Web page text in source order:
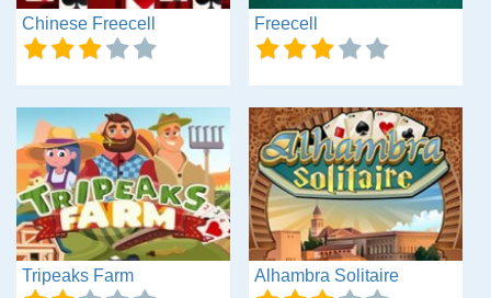
Chinese Freecell Freecell
Tripeaks Farm Alhambra Solitaire